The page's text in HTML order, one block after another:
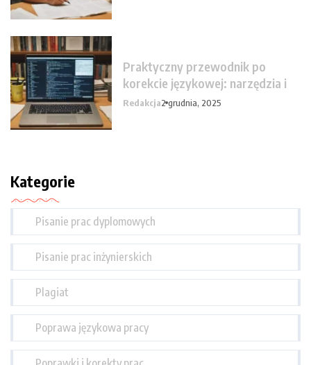
Praktyczny przewodnik po
korekcie językowej: narzędzia i
Redakcja2 grudnia, 2025
Kategorie
Pisanie prac dyplomowych
Pisanie prac inżynierskich
Plagiat
Poprawa językowa pracy